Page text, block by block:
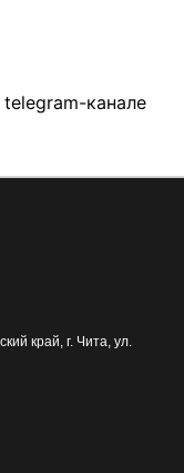
канале
край, г. Чита, ул.